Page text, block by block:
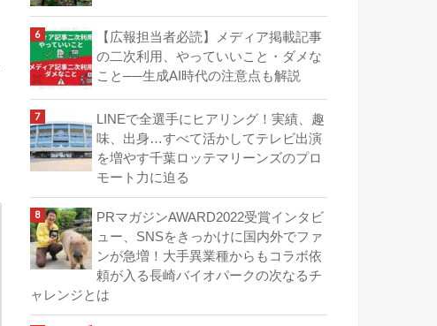
【広報担当者必読】メディア掲載記事
の二次利用、やっていいこと・ダメな
こと──生成AI時代の注意点も解説
LINEで全選手にヒアリング！実績、趣
味、出身…すべて活かしてテレビ出演
を増やす千葉ロッテマリーンズのプロ
モート力に迫る
PRマガジンAWARD2022受賞インタビ
ュー、SNSをきっかけに国内外でファ
ンが急増！大手異業種からもコラボ依
頼が入る長崎バイオパークの次なるチ
ャレンジとは